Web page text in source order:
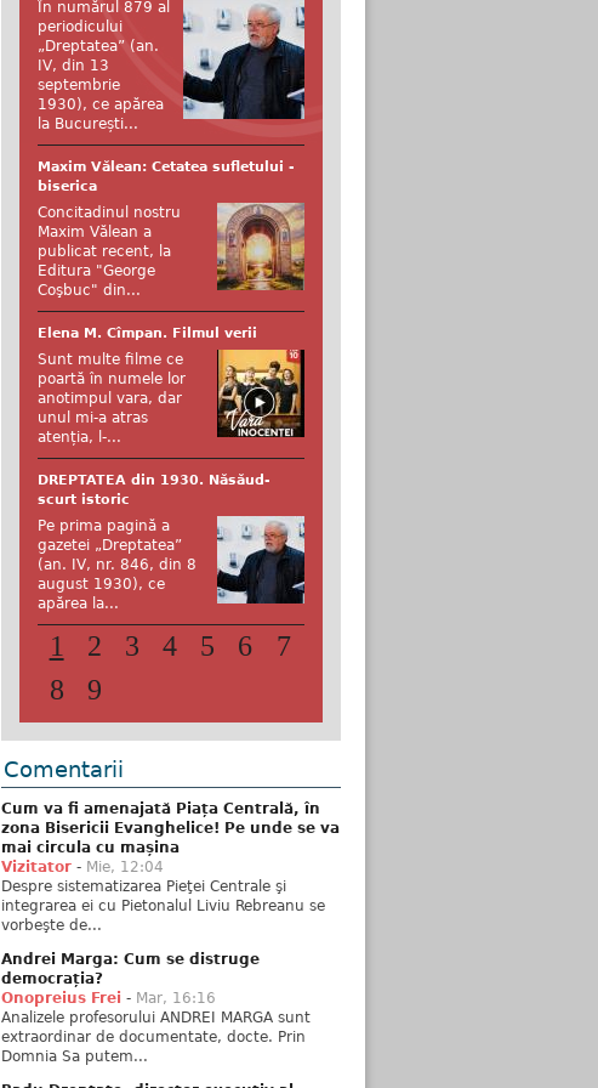
În numărul 879 al
periodicului
„Dreptatea” (an.
IV, din 13
septembrie
1930), ce apărea
la București...
Maxim Vălean: Cetatea sufletului -
biserica
Concitadinul nostru
Maxim Vălean a
publicat recent, la
Editura "George
Coşbuc" din...
Elena M. Cîmpan. Filmul verii
Sunt multe filme ce
poartă în numele lor
anotimpul vara, dar
unul mi-a atras
atenția, l-...
DREPTATEA din 1930. Năsăud-
scurt istoric
Pe prima pagină a
gazetei „Dreptatea”
(an. IV, nr. 846, din 8
august 1930), ce
apărea la...
1 2 3 4 5 6
7
8
9
Comentarii
Cum va fi amenajată Piața Centrală, în
zona Bisericii Evanghelice! Pe unde se va
mai circula cu mașina
Vizitator - Mie, 12:04
Despre sistematizarea Pieţei Centrale şi
integrarea ei cu Pietonalul Liviu Rebreanu se
vorbeşte de...
Andrei Marga: Cum se distruge
democrația?
Onopreius Frei - Mar, 16:16
Analizele profesorului ANDREI MARGA sunt
extraordinar de documentate, docte. Prin
Domnia Sa putem...